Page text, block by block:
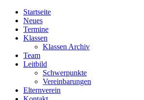
Startseite
Neues
Termine
Klassen
Klassen Archiv
Team
Leitbild
Schwerpunkte
Vereinbarungen
Elternverein